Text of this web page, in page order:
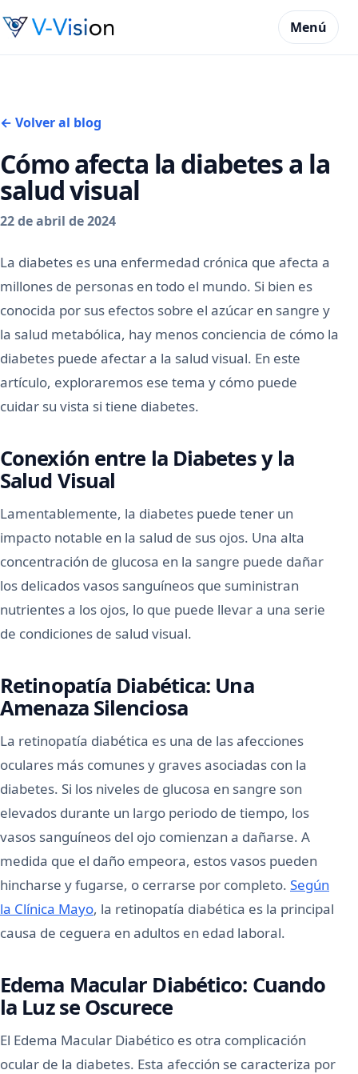
Menú
← Volver al blog
Cómo afecta la diabetes a la
salud visual
22 de abril de 2024
La diabetes es una enfermedad crónica que afecta a
millones de personas en todo el mundo. Si bien es
conocida por sus efectos sobre el azúcar en sangre y
la salud metabólica, hay menos conciencia de cómo la
diabetes puede afectar a la salud visual. En este
artículo, exploraremos ese tema y cómo puede
cuidar su vista si tiene diabetes.
Conexión entre la Diabetes y la
Salud Visual
Lamentablemente, la diabetes puede tener un
impacto notable en la salud de sus ojos. Una alta
concentración de glucosa en la sangre puede dañar
los delicados vasos sanguíneos que suministran
nutrientes a los ojos, lo que puede llevar a una serie
de condiciones de salud visual.
Retinopatía Diabética: Una
Amenaza Silenciosa
La retinopatía diabética es una de las afecciones
oculares más comunes y graves asociadas con la
diabetes. Si los niveles de glucosa en sangre son
elevados durante un largo periodo de tiempo, los
vasos sanguíneos del ojo comienzan a dañarse. A
medida que el daño empeora, estos vasos pueden
hincharse y fugarse, o cerrarse por completo. Según
la Clínica Mayo, la retinopatía diabética es la principal
causa de ceguera en adultos en edad laboral.
Edema Macular Diabético: Cuando
la Luz se Oscurece
El Edema Macular Diabético es otra complicación
ocular de la diabetes. Esta afección se caracteriza por